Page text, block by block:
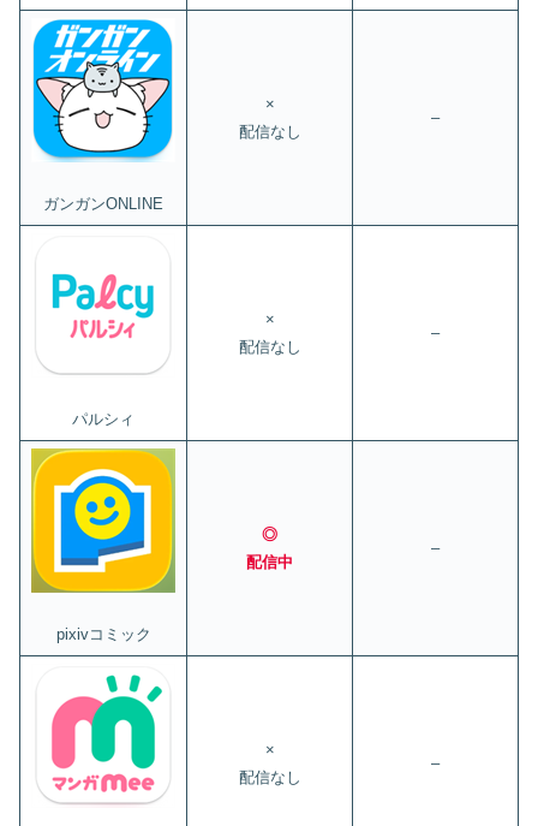
ガンガンONLINE
×
配信なし
–
パルシィ
×
配信なし
–
pixivコミック
◎
配信中
–
×
配信なし
–